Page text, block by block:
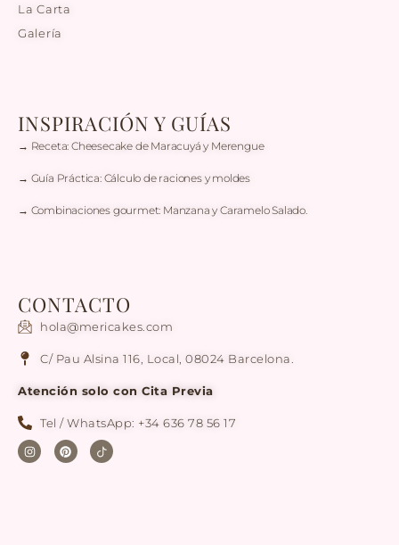
La Carta
Galería
INSPIRACIÓN Y GUÍAS
→ Receta: Cheesecake de Maracuyá y Merengue
→ Guía Práctica: Cálculo de raciones y moldes
→ Combinaciones gourmet: Manzana y Caramelo Salado.
CONTACTO
hola@mericakes.com
C/ Pau Alsina 116, Local, 08024 Barcelona.
Atención solo con Cita Previa
Tel / WhatsApp: +34 636 78 56 17